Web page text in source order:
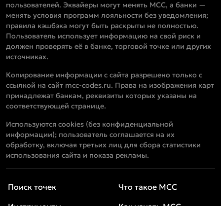
пользователей. Эквайеры могут менять MCC, а банки —
менять условия программ лояльности без уведомления;
правила кэшбэка могут быть раскрыты не полностью.
Пользователь использует информацию на свой риск и
должен проверять её в банке, торговой точке или других
источниках.
Копирование информации с сайта разрешено только с
ссылкой на сайт mcc-codes.ru. Права на изображения карт
принадлежат банкам, реквизиты которых указаны на
соответствующей странице.
Используются cookies (без конфиденциальной
информации); пользователь соглашается на их
обработку, включая третьих лиц для сбора статистики
использования сайта и показа рекламы.
Поиск точек
Что такое MCC